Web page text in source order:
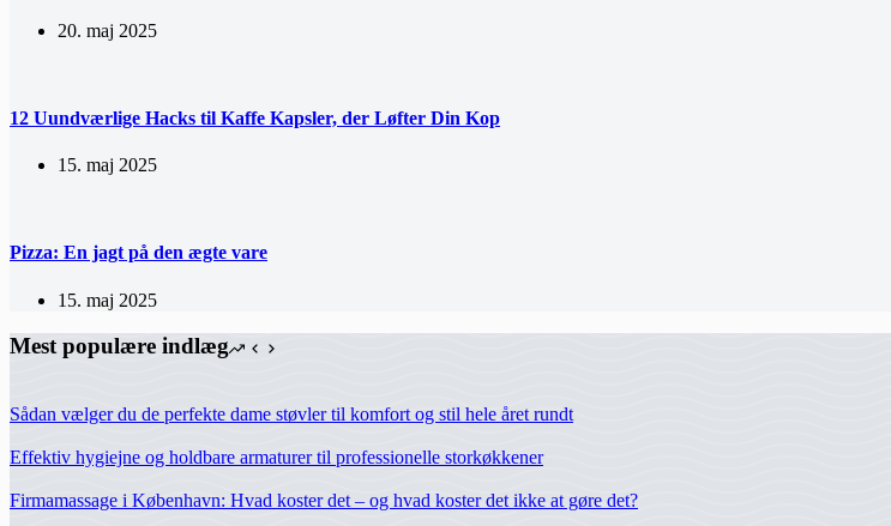
20. maj 2025
12 Uundværlige Hacks til Kaffe Kapsler, der Løfter Din Kop
15. maj 2025
Pizza: En jagt på den ægte vare
15. maj 2025
Mest populære indlæg
Sådan vælger du de perfekte dame støvler til komfort og stil hele året rundt
Effektiv hygiejne og holdbare armaturer til professionelle storkøkkener
Firmamassage i København: Hvad koster det – og hvad koster det ikke at gøre det?